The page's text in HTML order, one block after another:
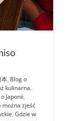
本, Blog o
kulinarna,
Japonii,
można zjeść
, Gdzie w